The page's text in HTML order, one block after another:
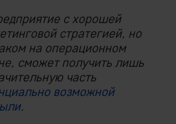
с хорошей
стратегией, но
на операционном
сможет получить лишь
часть
возможной
.